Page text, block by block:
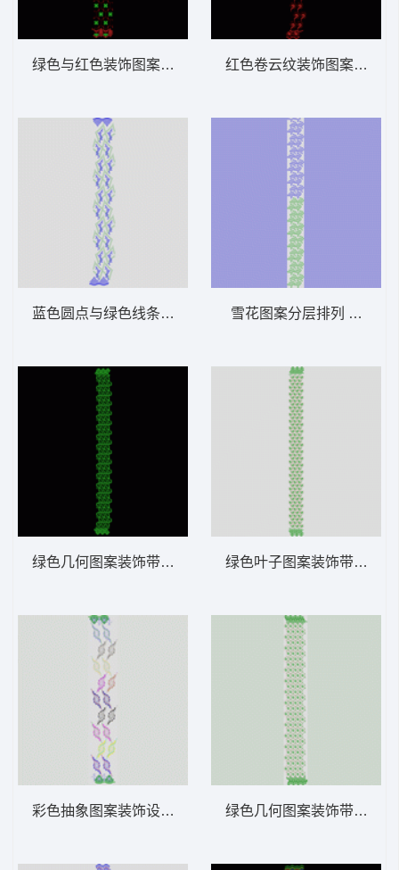
绿色与红色装饰图案 窗帘版带
蓝色圆点与绿色线条交织图案 窗帘版带
绿色几何图案装饰带 窗帘版带
彩色抽象图案装饰设计 窗帘版带
红色卷云纹装饰图案 窗帘
雪花图案分层排列 窗帘版
绿色叶子图案装饰带 窗帘
绿色几何图案装饰带 窗帘